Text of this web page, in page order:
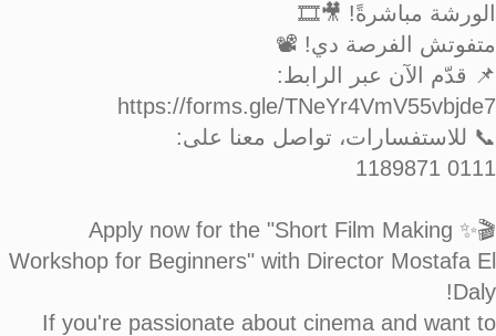
الورشة مباشرةً! 🎥🎞️
متفوتش الفرصة دي! 📽️
📌 قدّم الآن عبر الرابط:
https://forms.gle/TNeYr4VmV55vbjde7
📞 للاستفسارات، تواصل معنا على:
0111 1189871
🎬✨ Apply now for the "Short Film Making
Workshop for Beginners" with Director Mostafa El
Daly!
If you're passionate about cinema and want to